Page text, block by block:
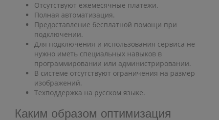
Отсутствуют ежемесячные платежи.
Полная автоматизация.
Предоставление бесплатной помощи при
подключении.
Для подключения и использования сервиса не
нужно иметь специальных навыков в
программировании или администрировании.
В системе отсутствуют ограничения на размер
изображений.
Техподдержка на русском языке.
Каким образом оптимизация